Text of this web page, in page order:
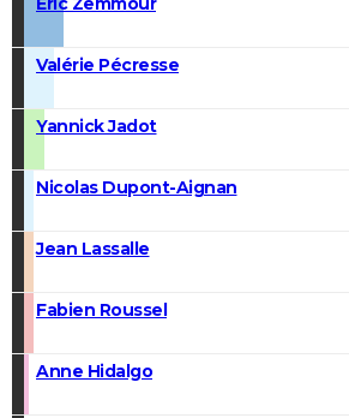
Valérie Pécresse
Yannick Jadot
Nicolas Dupont-Aignan
Jean Lassalle
Fabien Roussel
Anne Hidalgo